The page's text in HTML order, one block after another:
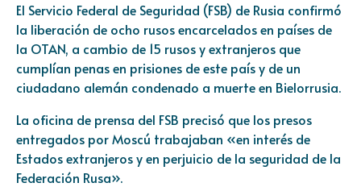
El Servicio Federal de Seguridad (FSB) de Rusia confirmó
la liberación de ocho rusos encarcelados en países de
la OTAN, a cambio de 15 rusos y extranjeros que
cumplían penas en prisiones de este país y de un
ciudadano alemán condenado a muerte en Bielorrusia.
La oficina de prensa del FSB precisó que los presos
entregados por Moscú trabajaban «en interés de
Estados extranjeros y en perjuicio de la seguridad de la
Federación Rusa».